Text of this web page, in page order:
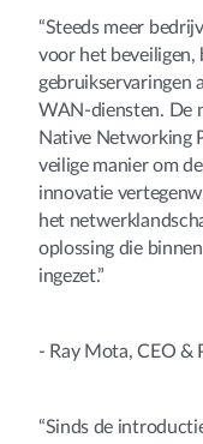
“Steeds meer
voor het beveiligen,
gebruikservaringen
WAN-diensten. De
Native Networking
veilige manier om
innovatie
het
oplossing die
ingezet.”
- Ray Mota, CEO &
“Sinds de